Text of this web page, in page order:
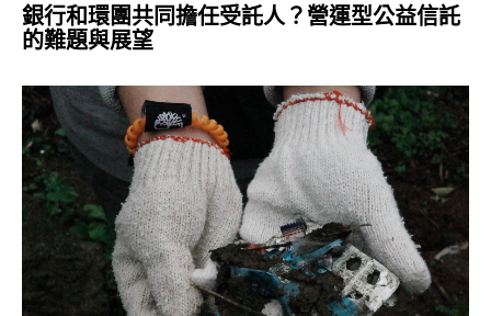
銀行和環團共同擔任受託人？營運型公益信託
的難題與展望